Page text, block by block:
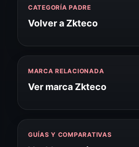
CATEGORÍA PADRE
Volver a Zkteco
MARCA RELACIONADA
Ver marca Zkteco
GUÍAS Y COMPARATIVAS